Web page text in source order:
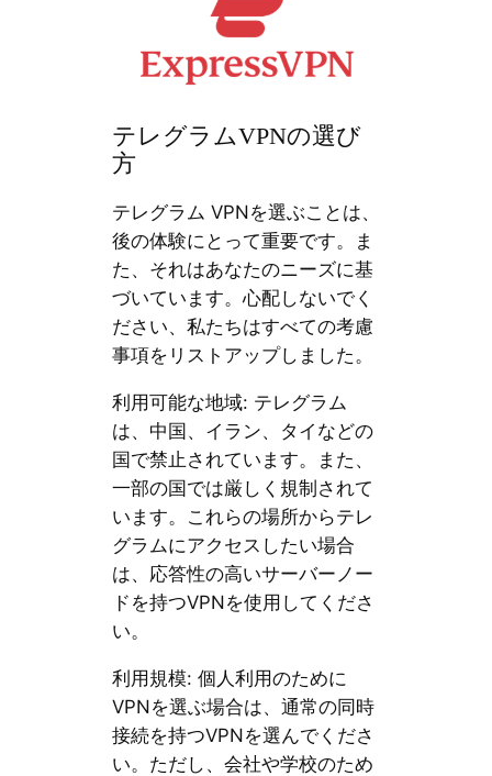
テレグラムVPNの選び
方
テレグラム VPNを選ぶことは、
後の体験にとって重要です。ま
た、それはあなたのニーズに基
づいています。心配しないでく
ださい、私たちはすべての考慮
事項をリストアップしました。
利用可能な地域: テレグラム
は、中国、イラン、タイなどの
国で禁止されています。また、
一部の国では厳しく規制されて
います。これらの場所からテレ
グラムにアクセスしたい場合
は、応答性の高いサーバーノー
ドを持つVPNを使用してくださ
い。
利用規模: 個人利用のために
VPNを選ぶ場合は、通常の同時
接続を持つVPNを選んでくださ
い。ただし、会社や学校のため